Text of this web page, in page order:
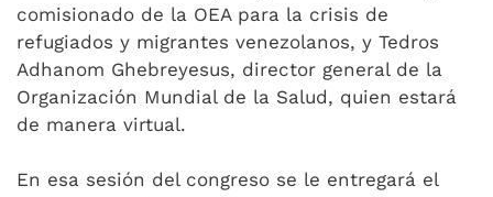
comisionado de la OEA para la crisis de
refugiados y migrantes venezolanos, y Tedros
Adhanom Ghebreyesus, director general de la
Organización Mundial de la Salud, quien estará
de manera virtual.
En esa sesión del congreso se le entregará el